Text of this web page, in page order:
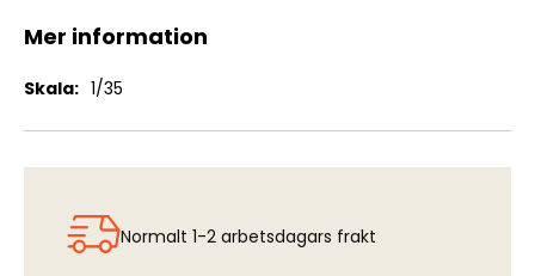
Mer information
Mer
1/35
Normalt 1-2 arbetsdagars frakt